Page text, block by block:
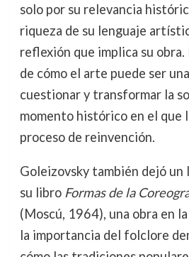
solo por su relevancia
riqueza de su lenguaje
reflexión que implica su obra.
de cómo el arte puede ser
cuestionar y transformar la
momento histórico en el que
proceso de reinvención.
Goleizovsky también dejó
su libro Formas de la
(Moscú, 1964), una obra en
la importancia del folclore